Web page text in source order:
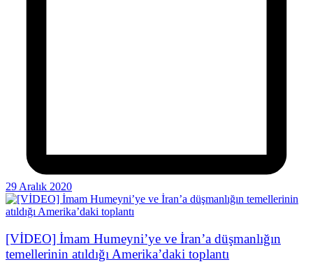
29 Aralık 2020
[VİDEO] İmam Humeyni’ye ve İran’a düşmanlığın
temellerinin atıldığı Amerika’daki toplantı